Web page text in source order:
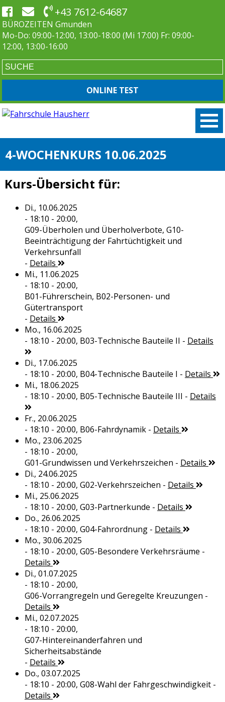
+43 7612-64687
BÜROZEITEN Gmunden
Mo-Do: 09:00-12:00, 13:00-18:00 (Mi 17:00) Fr: 09:00-
12:00, 13:00-16:00
ONLINE TEST
4-WOCHENKURS 10.06.2025
Kurs-Übersicht für:
Di., 10.06.2025
- 18:10 - 20:00,
G09-Überholen und Überholverbote, G10-
Beeinträchtigung der Fahrtüchtigkeit und
Verkehrsunfall
- Details
Mi., 11.06.2025
- 18:10 - 20:00,
B01-Führerschein, B02-Personen- und
Gütertransport
- Details
Mo., 16.06.2025
- 18:10 - 20:00, B03-Technische Bauteile II - Details
Di., 17.06.2025
- 18:10 - 20:00, B04-Technische Bauteile I - Details
Mi., 18.06.2025
- 18:10 - 20:00, B05-Technische Bauteile III - Details
Fr., 20.06.2025
- 18:10 - 20:00, B06-Fahrdynamik- Details
Mo., 23.06.2025
- 18:10 - 20:00,
G01-Grundwissen und Verkehrszeichen - Details
Di., 24.06.2025
- 18:10 - 20:00, G02-Verkehrszeichen - Details
Mi., 25.06.2025
- 18:10 - 20:00, G03-Partnerkunde - Details
Do., 26.06.2025
- 18:10 - 20:00, G04-Fahrordnung- Details
Mo., 30.06.2025
- 18:10 - 20:00, G05-Besondere Verkehrsräume -
Details
Di., 01.07.2025
- 18:10 - 20:00,
G06-Vorrangregeln und Geregelte Kreuzungen -
Details
Mi., 02.07.2025
- 18:10 - 20:00,
G07-Hintereinanderfahren und
Sicherheitsabstände
- Details
Do., 03.07.2025
- 18:10 - 20:00, G08-Wahl der Fahrgeschwindigkeit-
Details